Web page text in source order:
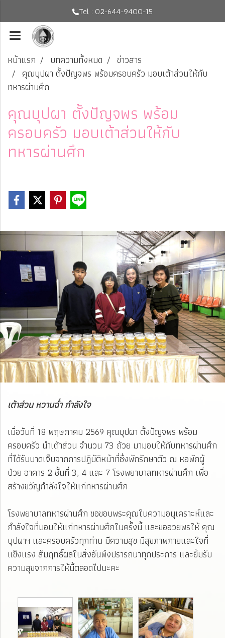
Tel : 02-644-9400-15
หน้าแรก บทความทั้งหมด
ข่าวสาร
คุณบุปผา ตั้งปัญจพร พร้อมครอบครัว มอบเต้าส่วนให้กับ
ทหารผ่านศึก
คุณบุปผา ตั้งปัญจพร พร้อม
ครอบครัว มอบเต้าส่วนให้กับ
ทหารผ่านศึก
เต้าส่วน หวานฉ่ำ กำลังใจ
เมื่อวันที่ 18 พฤษภาคม 2569 คุณบุปผา ตั้งปัญจพร พร้อม
ครอบครัว นำเต้าส่วน จำนวน 73 ถ้วย มามอบให้กับทหารผ่านศึก
ที่ได้รับบาดเจ็บจากการปฏิบัติหน้าที่ซึ่งพักรักษาตัว ณ หอพักผู้
ป่วย อาคาร 2 ชั้นที่ 3, 4 และ 7 โรงพยาบาลทหารผ่านศึก เพื่อ
สร้างขวัญกำลังใจให้แก่ทหารผ่านศึก
โรงพยาบาลทหารผ่านศึก ขอขอบพระคุณในความอนุเคราะห์และ
กำลังใจที่มอบให้แก่ทหารผ่านศึกในครั้งนี้ และขออวยพรให้ คุณ
บุปผาฯ และครอบครัวทุกท่าน มีความสุข มีสุขภาพกายและใจที่
แข็งแรง สัมฤทธิ์ผลในสิ่งอันพึงปรารถนาทุกประการ และยิ้มรับ
ความสุขจากการให้นี้ตลอดไปนะคะ